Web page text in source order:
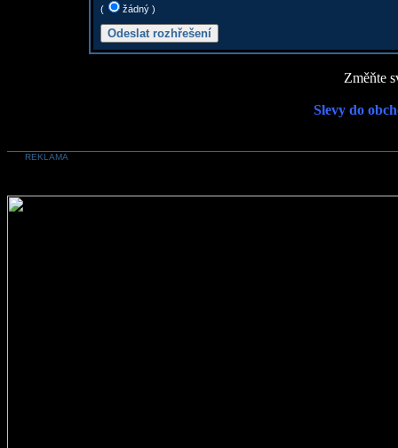
(
žádný )
Změňte
Slevy do
REKLAMA